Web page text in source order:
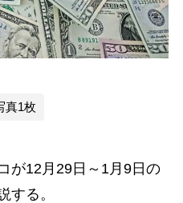
真1枚
が12月29日～1月9日の
する。